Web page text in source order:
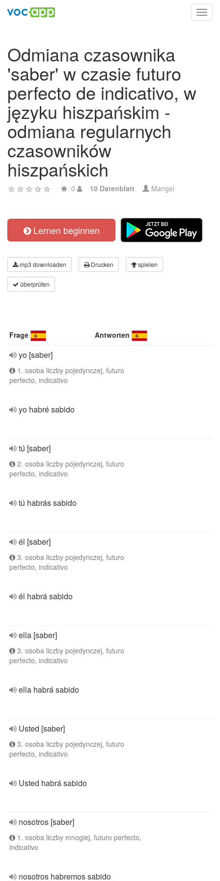
Odmiana czasownika
'saber' w czasie futuro
perfecto de indicativo, w
języku hiszpańskim -
odmiana regularnych
czasowników
hiszpańskich
0 10 Datenblatt Mangel
Lernen beginnen
mp3 downloaden Drucken spielen
überprüfen
Frage Antworten
yo [saber]
1. osoba liczby pojedynczej, futuro
perfecto, indicativo
yo habré sabido
tú [saber]
2. osoba liczby pojedynczej, futuro
perfecto, indicativo
tú habrás sabido
él [saber]
3. osoba liczby pojedynczej, futuro
perfecto, indicativo
él habrá sabido
ella [saber]
3. osoba liczby pojedynczej, futuro
perfecto, indicativo
ella habrá sabido
Usted [saber]
3. osoba liczby pojedynczej, futuro
perfecto, indicativo
Usted habrá sabido
nosotros [saber]
1. osoba liczby mnogiej, futuro perfecto,
indicativo
nosotros habremos sabido